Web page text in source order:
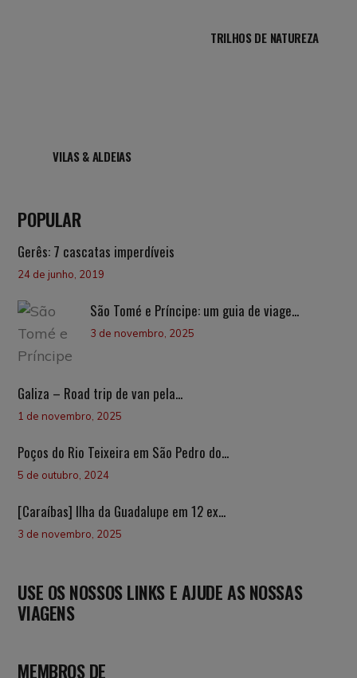
TRILHOS DE NATUREZA
VILAS & ALDEIAS
POPULAR
Gerês: 7 cascatas imperdíveis
24 de junho, 2019
São Tomé e Príncipe: um guia de viage...
3 de novembro, 2025
Galiza – Road trip de van pela...
1 de novembro, 2025
Poços do Rio Teixeira em São Pedro do...
5 de outubro, 2024
[Caraíbas] Ilha da Guadalupe em 12 ex...
3 de novembro, 2025
USE OS NOSSOS LINKS E AJUDE AS NOSSAS
VIAGENS
MEMBROS DE